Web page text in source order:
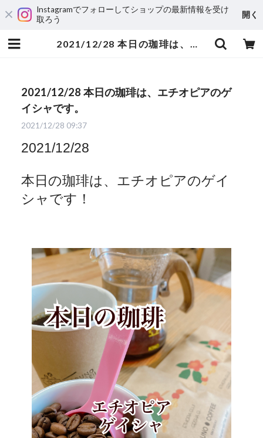
Instagramでフォローしてショップの最新情報を受け
取ろう
開く
2021/12/28 本日の珈琲は、エチオピアのゲイシャです。 | 自家焙煎珈琲 ハルノ珈琲
2021/12/28 本日の珈琲は、エチオピアのゲ
イシャです。
2021/12/28 09:37
2021/12/28
本日の珈琲は、エチオピアのゲイ
シャです！